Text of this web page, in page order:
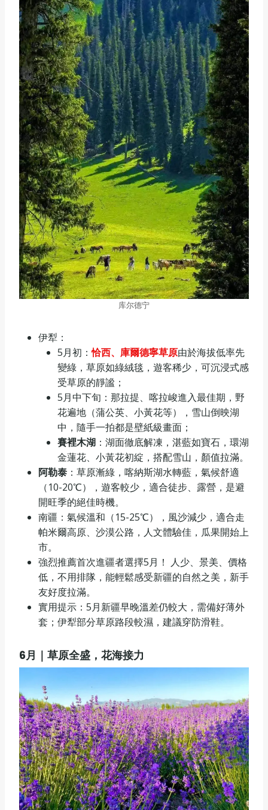
库尔德宁
伊犁：
5月初：恰西、庫爾德寧草原由於海拔低率先
變綠，草原如綠絨毯，遊客稀少，可沉浸式感
受草原的靜謐；
5月中下旬：那拉提、喀拉峻進入最佳期，野
花遍地（蒲公英、小黃花等），雪山倒映湖
中，隨手一拍都是壁紙級畫面；
賽裡木湖 ：湖面徹底解凍，湛藍如寶石，環湖
金蓮花、小黃花初綻，搭配雪山，顏值拉滿。
阿勒泰 ：草原漸綠，喀納斯湖水轉藍，氣候舒適
（10-20℃），遊客較少，適合徒步、露營，是避
開旺季的絕佳時機。
南疆：氣候溫和（15-25℃），風沙減少，適合走
帕米爾高原、沙漠公路，人文體驗佳，瓜果開始上
市。
強烈推薦首次進疆者選擇5月！ 人少、景美、價格
低，不用排隊，能輕鬆感受新疆的自然之美，新手
友好度拉滿。
實用提示：5月新疆早晚溫差仍較大，需備好薄外
套；伊犁部分草原路段較濕，建議穿防滑鞋。
6月｜草原全盛，花海接力